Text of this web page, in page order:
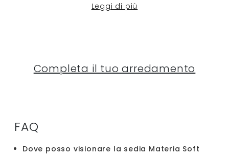
Leggi di più
Completa il tuo arredamento
FAQ
Dove posso visionare la sedia Materia Soft